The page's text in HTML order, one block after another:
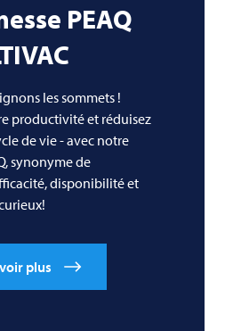
PEAQ
les sommets !
productivité et réduisez
de vie - avec notre
synonyme de
disponibilité et
plus